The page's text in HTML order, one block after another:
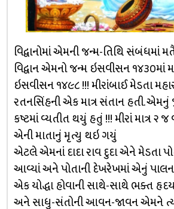
વિદ્વાનોમાં એમની જન્મ-તિથિ સંબંધમાં
વિદ્વાન એમનો જન્મ ઇસવીસન
ઇસવીસન ૧૪૯૮ !!! મીરાંબાઈ મેડતા
રતનસિંહની એક માત્ર સંતાન હતી.
કષ્ટમાં વ્યતીત થયું હતું !!! મીરાં માત્ર ૨ જ
એની માતાનું મૃત્યુ થઇ ગયું
એટલે એમનાં દાદા રાવ દુદા એને મેડતા
આવ્યાં અને પોતાની દેખરેખમાં એનું પાલન-
એક યોદ્ધા હોવાની સાથે-સાથે ભક્ત
અને સાધુ-સંતોની આવન-જાવન એમને